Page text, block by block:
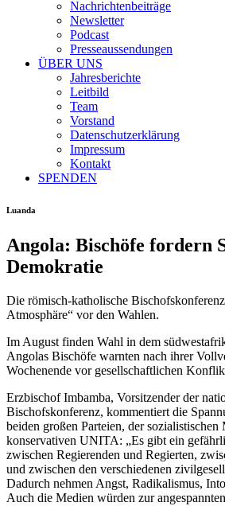
Nachrichtenbeiträge
Newsletter
Podcast
Presseaussendungen
ÜBER UNS
Jahresberichte
Leitbild
Team
Vorstand
Datenschutzerklärung
Impressum
Kontakt
SPENDEN
Luanda
Angola: Bischöfe fordern
Demokratie
Die römisch-katholische
Atmosphäre“ vor den Wahlen.
Im August finden Wahl in dem
Angolas Bischöfe warnten nach ihrer
Wochenende vor gesellschaftlichen
Erzbischof Imbamba, Vorsitzender der
Bischofskonferenz, kommentiert die
beiden großen Parteien, der
konservativen UNITA: „Es gibt ein
zwischen Regierenden und Regierten,
und zwischen den verschiedenen
Dadurch nehmen Angst, Radikalismus,
Auch die Medien würden zur